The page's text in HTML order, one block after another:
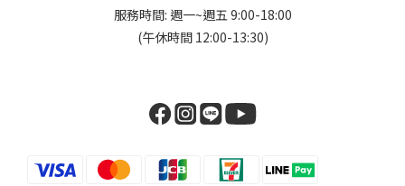
服務時間: 週一~週五 9:00-18:00
(午休時間 12:00-13:30)